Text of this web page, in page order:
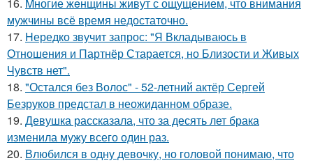
мужчины всё время недостаточно.
17. Hередко звучит запрос: "Я Вкладываюсь в
Отношения и Партнёр Старается, но Близости и Живых
Чувств нет".
18. "Остался без Волос" - 52-летний актёр Сергей
Безруков предстал в неожиданном образе.
19. Девушка рассказала, что за десять лет брака
изменила мужу всего один раз.
20. Влюбился в одну девочку, но головой понимаю, что